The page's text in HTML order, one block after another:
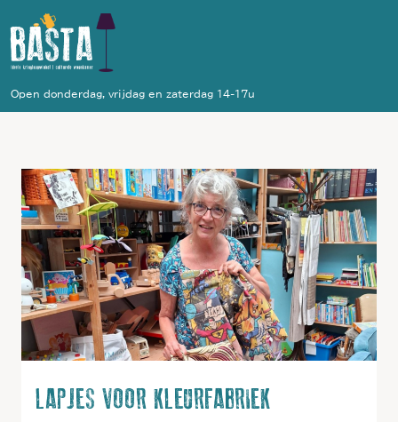
Open donderdag, vrijdag en zaterdag 14-17u
LAPJES VOOR KLEURFABRIEK